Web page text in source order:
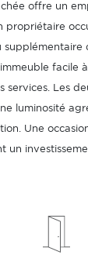
offre un
propriétaire
facile
services. Les
luminosité
Une
un